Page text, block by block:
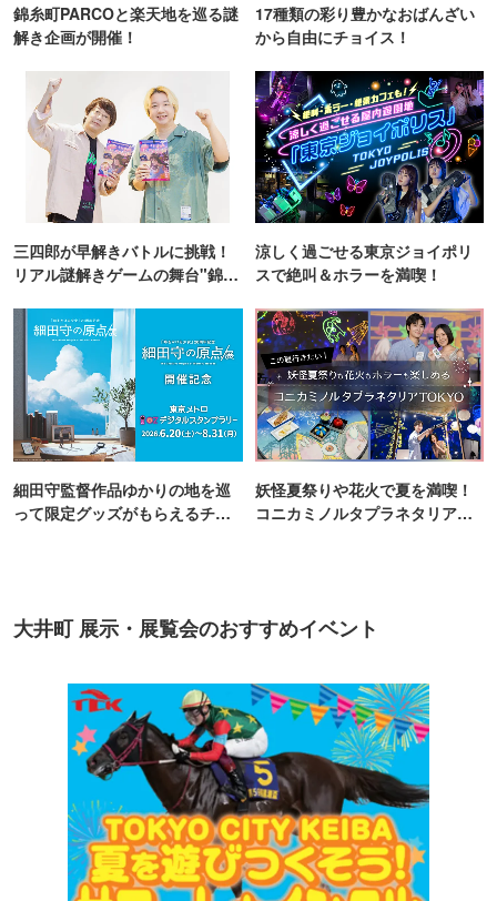
錦糸町PARCOと楽天地を巡る謎
解き企画が開催！
17種類の彩り豊かなおばんざい
から自由にチョイス！
三四郎が早解きバトルに挑戦！
リアル謎解きゲームの舞台"錦糸
涼しく過ごせる東京ジョイポリ
スで絶叫＆ホラーを満喫！
細田守監督作品ゆかりの地を巡
って限定グッズがもらえるチャ
妖怪夏祭りや花火で夏を満喫！
コニカミノルタプラネタリア
大井町 展示・展覧会のおすすめイベント